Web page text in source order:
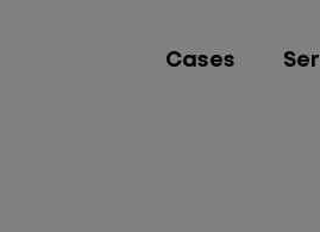
Cases